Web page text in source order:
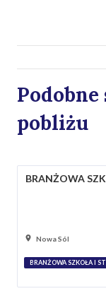
pobliżu
BRANŻOWA
Nowa Sól
BRANŻOWA SZKOŁA I